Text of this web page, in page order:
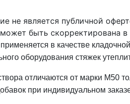
не является публичной
быть скорректирована
в качестве кладочной
оборудования стяжек
отличаются от марки М50
при индивидуальном